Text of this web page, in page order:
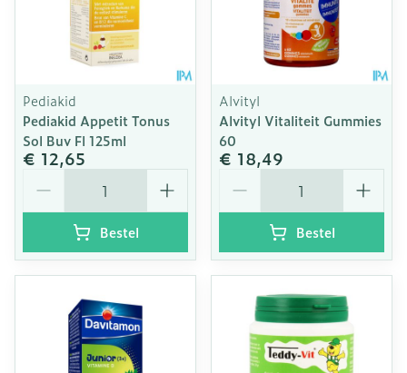
Pediakid
Pediakid Appetit Tonus
Sol Buv Fl 125ml
€ 12,65
Bestel
Alvityl
Alvityl Vitaliteit Gummies
60
€ 18,49
Bestel